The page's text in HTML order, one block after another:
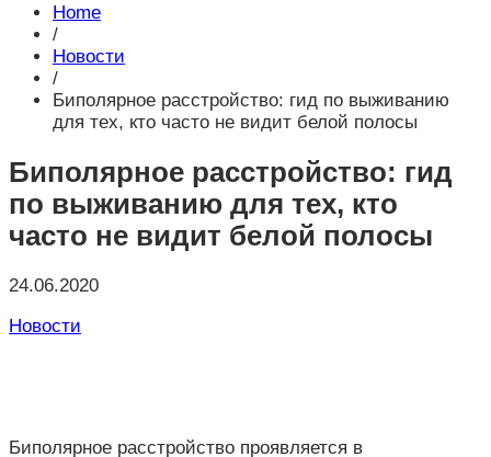
Home
/
Новости
/
Биполярное расстройство: гид по выживанию
для тех, кто часто не видит белой полосы
Биполярное расстройство: гид
по выживанию для тех, кто
часто не видит белой полосы
24.06.2020
Новости
Биполярное расстройство проявляется в